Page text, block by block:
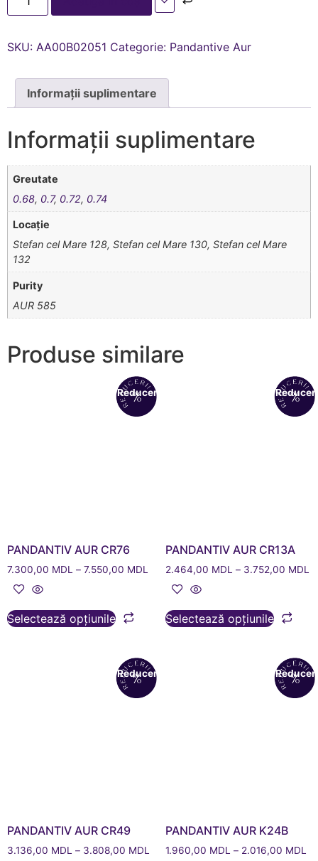
SKU: AA00В02051 Categorie: Pandantive Aur
Informații suplimentare
Informații suplimentare
Greutate
0.68, 0.7, 0.72, 0.74
Locație
Stefan cel Mare 128, Stefan cel Mare 130, Stefan cel Mare
132
Purity
AUR 585
Produse similare
Reduceri!
PANDANTIV AUR CR76
7.300,00 MDL – 7.550,00 MDL
Selectează opțiunile
PANDANTIV AUR CR13A
2.464,00 MDL – 3.752,00 MDL
Selectează opțiunile
Reduceri!
PANDANTIV AUR CR49
3.136,00 MDL – 3.808,00 MDL
PANDANTIV AUR K24B
1.960,00 MDL – 2.016,00 MDL